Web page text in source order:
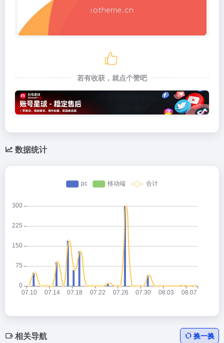
若有收获，就点个赞吧
数据统计
相关导航 换一换